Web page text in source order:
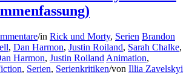
/in Rick und Morty, Serien Brandon
, Dan Harmon, Justin Roiland, Sarah Chalke,
Harmon, Justin Roiland Animation,
, Serien, Serienkritiken/von Illia Zavelskyi